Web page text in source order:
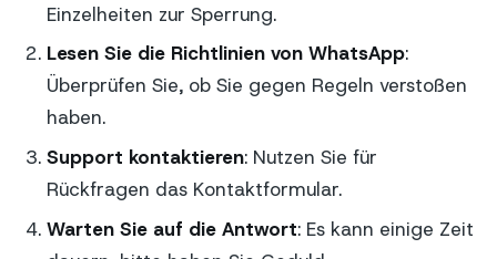
Einzelheiten zur Sperrung.
Lesen Sie die Richtlinien von WhatsApp:
Überprüfen Sie, ob Sie gegen Regeln verstoßen
haben.
Support kontaktieren: Nutzen Sie für
Rückfragen das Kontaktformular.
Warten Sie auf die Antwort: Es kann einige Zeit